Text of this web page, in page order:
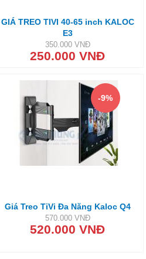
GIÁ TREO TIVI 40-65 inch KALOC
E3
350.000 VNĐ
250.000 VNĐ
-9%
Giá Treo TiVi Đa Năng Kaloc Q4
570.000 VNĐ
520.000 VNĐ